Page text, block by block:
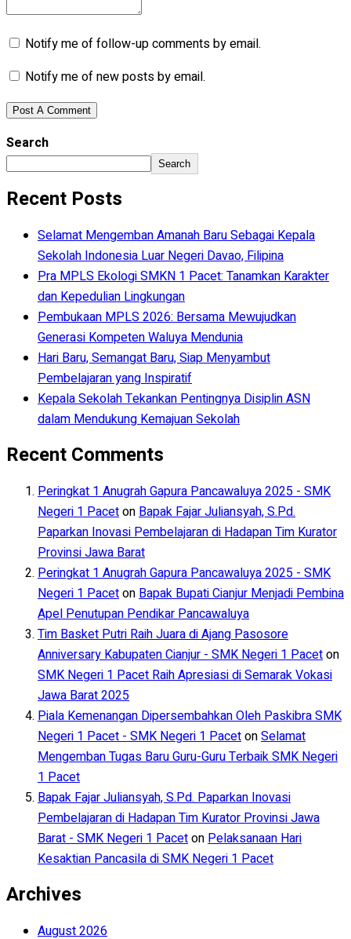
Notify me of follow-up comments by email.
Notify me of new posts by email.
Search
Search
Recent Posts
Selamat Mengemban Amanah Baru Sebagai Kepala
Sekolah Indonesia Luar Negeri Davao, Filipina
Pra MPLS Ekologi SMKN 1 Pacet: Tanamkan Karakter
dan Kepedulian Lingkungan
Pembukaan MPLS 2026: Bersama Mewujudkan
Generasi Kompeten Waluya Mendunia
Hari Baru, Semangat Baru, Siap Menyambut
Pembelajaran yang Inspiratif
Kepala Sekolah Tekankan Pentingnya Disiplin ASN
dalam Mendukung Kemajuan Sekolah
Recent Comments
Peringkat 1 Anugrah Gapura Pancawaluya 2025 - SMK
Negeri 1 PacetonBapak Fajar Juliansyah, S.Pd.
Paparkan Inovasi Pembelajaran di Hadapan Tim Kurator
Provinsi Jawa Barat
Peringkat 1 Anugrah Gapura Pancawaluya 2025 - SMK
Negeri 1 PacetonBapak Bupati Cianjur Menjadi Pembina
Apel Penutupan Pendikar Pancawaluya
Tim Basket Putri Raih Juara di Ajang Pasosore
Anniversary Kabupaten Cianjur - SMK Negeri 1 Paceton
SMK Negeri 1 Pacet Raih Apresiasi di Semarak Vokasi
Jawa Barat 2025
Piala Kemenangan Dipersembahkan Oleh Paskibra SMK
Negeri 1 Pacet - SMK Negeri 1 PacetonSelamat
Mengemban Tugas Baru Guru-Guru Terbaik SMK Negeri
1 Pacet
Bapak Fajar Juliansyah, S.Pd. Paparkan Inovasi
Pembelajaran di Hadapan Tim Kurator Provinsi Jawa
Barat - SMK Negeri 1 PacetonPelaksanaan Hari
Kesaktian Pancasila di SMK Negeri 1 Pacet
Archives
August 2026